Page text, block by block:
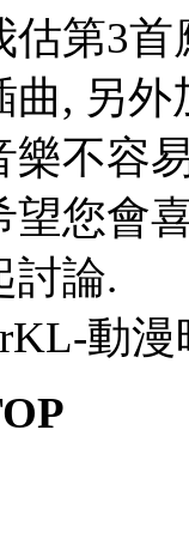
估第3首
曲, 另外
樂不容
望您會
討論.
動漫